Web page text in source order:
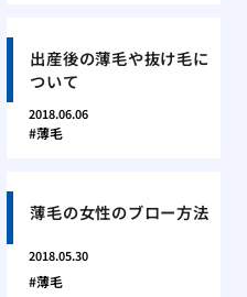
出産後の薄毛や抜け毛に
ついて
2018.06.06
薄毛
薄毛の女性のブロー方法
2018.05.30
薄毛